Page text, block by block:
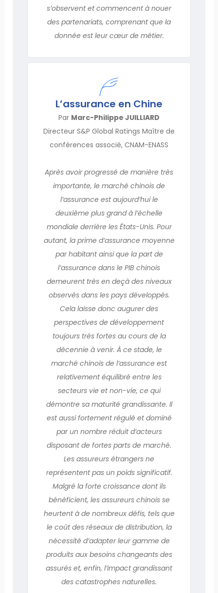
s’observent et commencent à nouer
des partenariats, comprenant que la
donnée est leur cœur de métier.
L’assurance en Chine
Par Marc-Philippe JUILLIARD
Directeur S&P Global Ratings Maître de
conférences associé, CNAM-ENASS
Après avoir progressé de manière très
importante, le marché chinois de
l’assurance est aujourd’hui le
deuxième plus grand à l’échelle
mondiale derrière les États-Unis. Pour
autant, la prime d’assurance moyenne
par habitant ainsi que la part de
l’assurance dans le PIB chinois
demeurent très en deçà des niveaux
observés dans les pays développés.
Cela laisse donc augurer des
perspectives de développement
toujours très fortes au cours de la
décennie à venir. À ce stade, le
marché chinois de l’assurance est
relativement équilibré entre les
secteurs vie et non-vie, ce qui
démontre sa maturité grandissante. Il
est aussi fortement régulé et dominé
par un nombre réduit d’acteurs
disposant de fortes parts de marché.
Les assureurs étrangers ne
représentent pas un poids significatif.
Malgré la forte croissance dont ils
bénéficient, les assureurs chinois se
heurtent à de nombreux défis, tels que
le coût des réseaux de distribution, la
nécessité d’adapter leur gamme de
produits aux besoins changeants des
assurés et, enfin, l’impact grandissant
des catastrophes naturelles.